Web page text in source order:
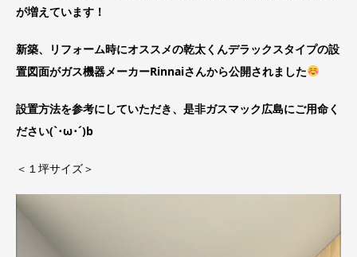
が増えています！
新築、リフォーム時にオススメの乾太くんデラックスタイプの設
置図面がガス機器メーカーRinnaiさんから公開されました
設置方法を参考にしていただき、是非ガスマック広島にご用命く
ださい(`･ω･´)b
＜１坪サイズ＞